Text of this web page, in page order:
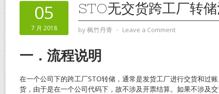
05
7 月 2018
STO无交货跨工厂转
by枫竹丹青 ⋅ Leave a Comment
一．流程说明
在一个公司下的跨工厂STO转储，通常是发货工厂进行交货和过
货，由于是在一个公司代码下，故不涉及开票结算。如果不涉及